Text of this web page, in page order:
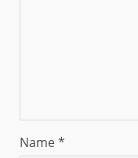
Name*